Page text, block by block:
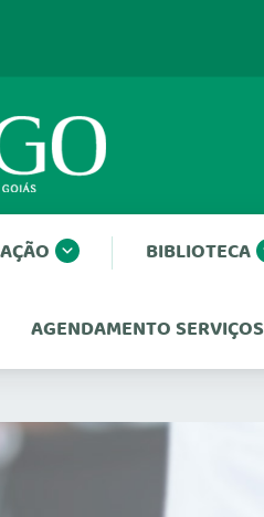
BIBLIOTECA
AGENDAMENTO SERVIÇOS